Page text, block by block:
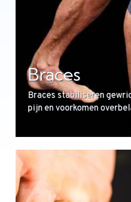
Braces
Braces stabiliseren
pijn en voorkomen